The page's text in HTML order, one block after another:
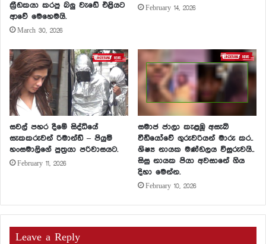
ක්‍රීඩකයා කරපු බලු වැඩේ එළියට
ආවේ මෙහෙමයි.
March 30, 2026
February 14, 2026
සවල් පහර දීමේ සිද්ධියේ
සැකකරුවන් රිමාන්ඩ් – පියුමි
හංසමාලිගේ පුත්‍රයා පරිවාසයට.
February 11, 2026
සමාජ ජාලා කැළඹූ අසැබි
වීඩියෝවේ ගුරුවරියන් මාරු කර..
ශිෂ්‍ය නායක මණ්ඩලය විසුරුවයි..
සිසු නායක පියා අවසානේ ගිය
දිහා මෙන්න.
February 10, 2026
Leave a Reply